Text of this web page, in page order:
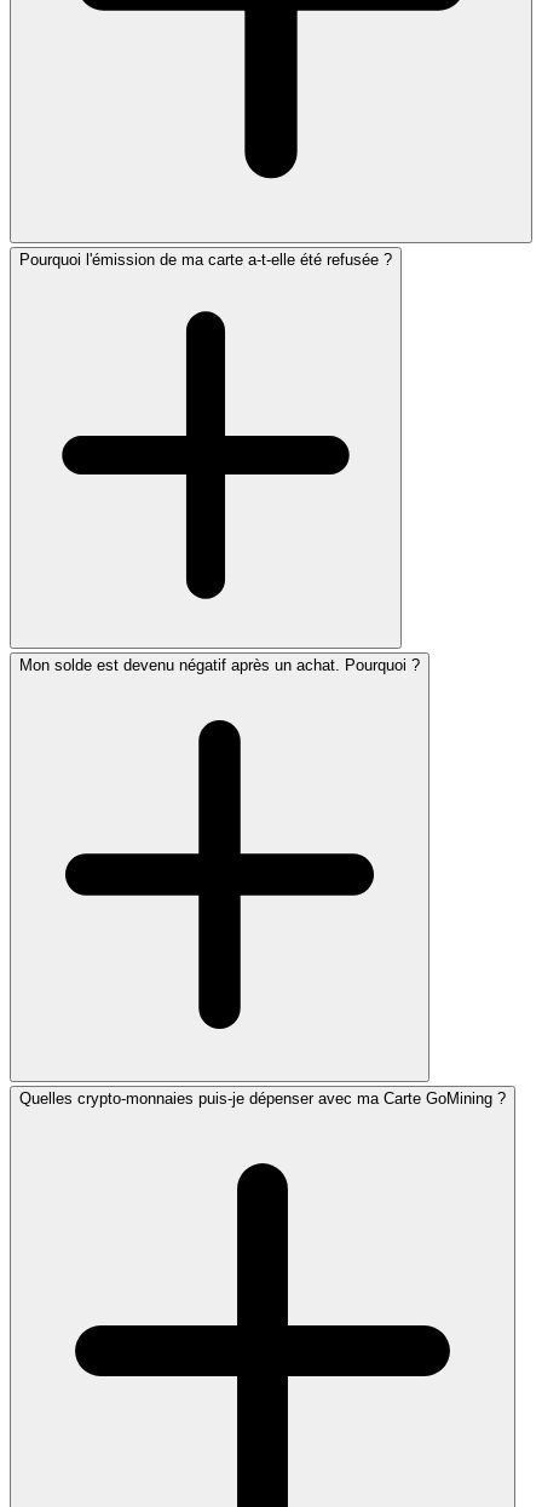
Pourquoi l'émission de ma carte a-t-elle été refusée ?
Mon solde est devenu négatif après un achat. Pourquoi ?
Quelles crypto-monnaies puis-je dépenser avec ma Carte GoMining ?